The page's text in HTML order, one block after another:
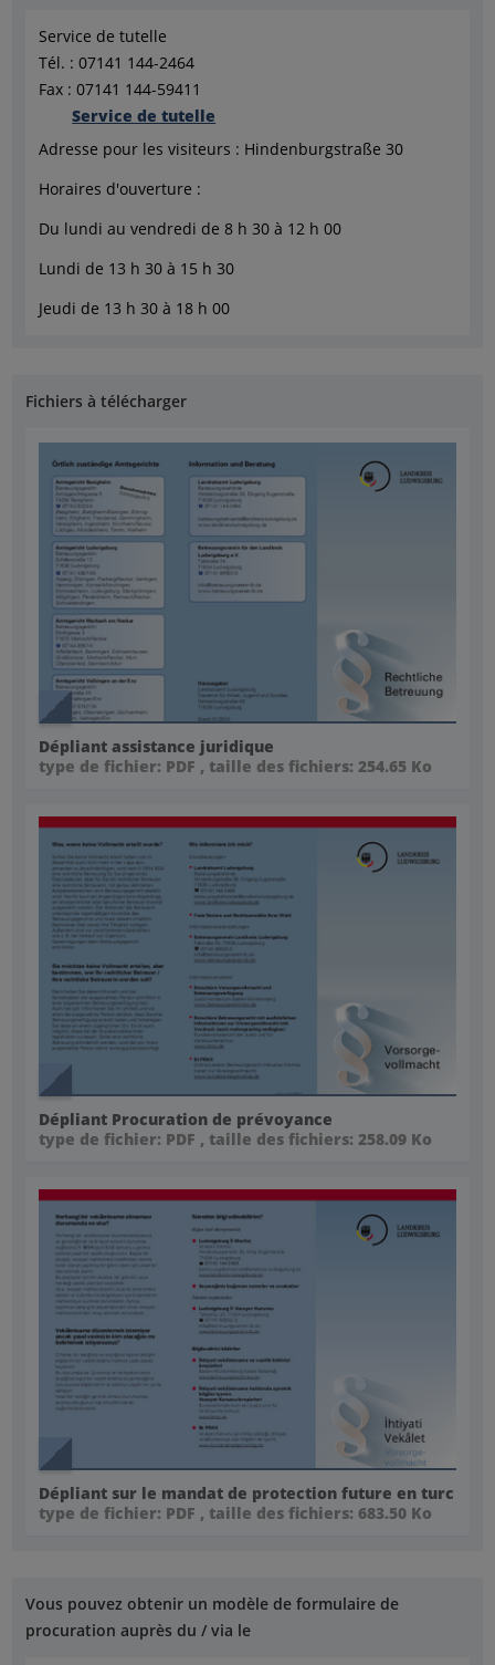
Service de tutelle
Tél. : 07141 144-2464
Fax : 07141 144-59411
Service de tutelle
Adresse pour les visiteurs : Hindenburgstraße 30
Horaires d'ouverture :
Du lundi au vendredi de 8 h 30 à 12 h 00
Lundi de 13 h 30 à 15 h 30
Jeudi de 13 h 30 à 18 h 00
Fichiers à télécharger
Dépliant assistance juridique
type de fichier: PDF , taille des fichiers: 254.65 Ko
Dépliant Procuration de prévoyance
type de fichier: PDF , taille des fichiers: 258.09 Ko
Dépliant sur le mandat de protection future en turc
type de fichier: PDF , taille des fichiers: 683.50 Ko
Vous pouvez obtenir un modèle de formulaire de
procuration auprès du / via le